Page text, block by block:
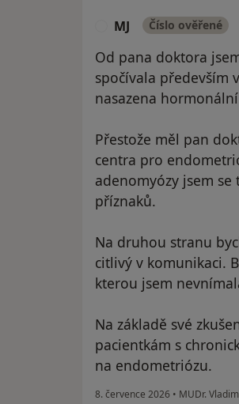
MJ Číslo ověřené
Od pana doktora
spočívala především
nasazena
Přestože měl pan
centra pro
adenomyózy jsem
příznaků.
Na druhou stranu
citlivý v komunikaci.
kterou jsem
Na základě své
pacientkám s
na endometriózu.
8. července 2026 • MUDr.